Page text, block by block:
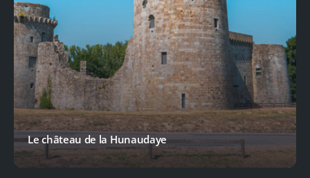
La sirène de la